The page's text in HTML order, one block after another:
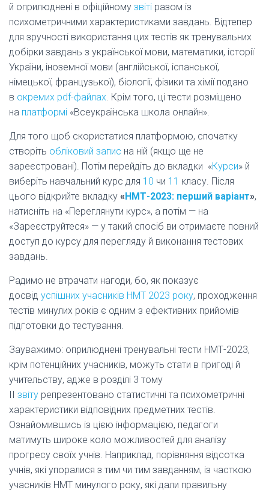
й оприлюднені в офіційному звіті разом із
психометричними характеристиками завдань. Відтепер
для зручності використання цих тестів як тренувальних
добірки завдань з української мови, математики, історії
України, іноземної мови (англійської, іспанської,
німецької, французької), біології, фізики та хімії подано
в окремих pdf-файлах . Крім того, ці тести розміщено
на платформі «Всеукраїнська школа онлайн».
Для того щоб скористатися платформою, спочатку
створіть обліковий запис на ній (якщо ще не
зареєстровані). Потім перейдіть до вкладки «Курси» й
виберіть навчальний курс для 10 чи 11 класу. Після
цього відкрийте вкладку «НМТ-2023: перший варіант»,
натисніть на «Переглянути курс», а потім — на
«Зареєструйтеся» — у такий спосіб ви отримаєте повний
доступ до курсу для перегляду й виконання тестових
завдань.
Радимо не втрачати нагоди, бо, як показує
досвід успішних учасників НМТ 2023 року, проходження
тестів минулих років є одним з ефективних прийомів
підготовки до тестування.
Зауважимо: оприлюднені тренувальні тести НМТ-2023,
крім потенційних учасників, можуть стати в пригоді й
учительству, адже в розділі 3 тому
ІІ звіту репрезентовано статистичні та психометричні
характеристики відповідних предметних тестів.
Ознайомившись із цією інформацією, педагоги
матимуть широке коло можливостей для аналізу
прогресу своїх учнів. Наприклад, порівняння відсотка
учнів, які упоралися з тим чи тим завданням, із часткою
учасників НМТ минулого року, які дали правильну